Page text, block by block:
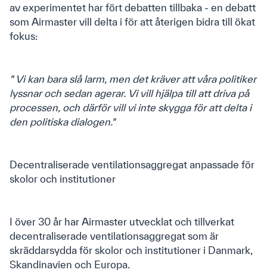
av experimentet har fört debatten tillbaka - en debatt
som Airmaster vill delta i för att återigen bidra till ökat
fokus:
" Vi kan bara slå larm, men det kräver att våra politiker
lyssnar och sedan agerar. Vi vill hjälpa till att driva på
processen, och därför vill vi inte skygga för att delta i
den politiska dialogen."
Decentraliserade ventilationsaggregat anpassade för
skolor och institutioner
I över 30 år har Airmaster utvecklat och tillverkat
decentraliserade ventilationsaggregat som är
skräddarsydda för skolor och institutioner i Danmark,
Skandinavien och Europa.
Kontakt